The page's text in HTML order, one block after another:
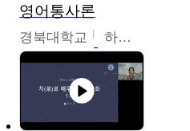
영어통사론
경북대학교 하승완